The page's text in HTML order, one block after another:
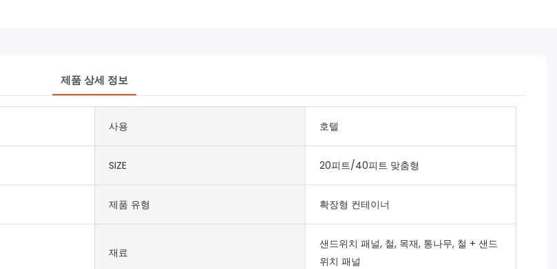
제품 상세 정보
사용 호텔
SIZE 20피트/40피트 맞춤형
제품 유형 확장형 컨테이너
재료
샌드위치 패널, 철, 목재, 통나무, 철 + 샌드
위치 패널